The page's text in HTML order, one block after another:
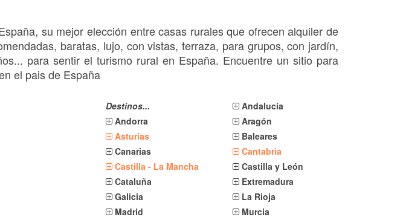
su mejor elección entre casas rurales que ofrecen alquiler de
baratas, lujo, con vistas, terraza, para grupos, con jardín,
para sentir el turismo rural en España. Encuentre un sitio para
el pais de España
Destinos...
Andalucía
Andorra
Aragón
Asturias
Baleares
Canarias
Cantabria
Castilla - La Mancha
Castilla y León
Cataluña
Extremadura
Galicia
La Rioja
Madrid
Murcia